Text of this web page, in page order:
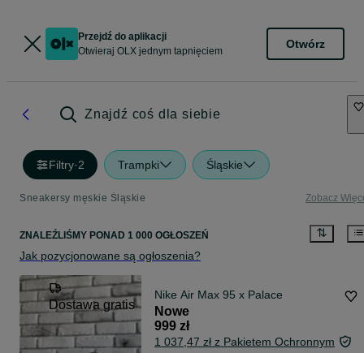
Przejdź do aplikacji
Otwieraj OLX jednym tapnięciem
Otwórz
Znajdź coś dla siebie
Filtry·2 Trampki Śląskie
Sneakersy męskie Śląskie Zobacz
ZNALEŹLIŚMY PONAD 1 000 OGŁOSZEŃ
Jak pozycjonowane są ogłoszenia?
Dostawa gratis
Nike Air Max 95 x Palace
Nowe
999 zł
1 037,47 zł z Pakietem Ochronnym